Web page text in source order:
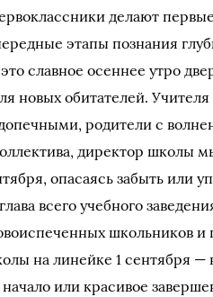
делают
этапы познания
славное осеннее утро
новых обитателей.
родители с
директор школы
опасаясь забыть или
всего учебного
школьников
на линейке 1 сентября —
или красивое